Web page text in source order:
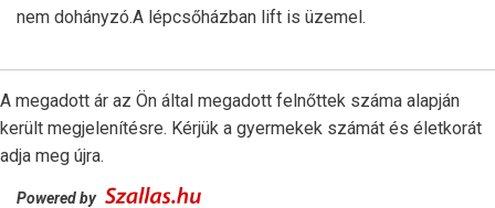
nem dohányzó.A lépcsőházban lift is üzemel.
A megadott ár az Ön által megadott felnőttek száma alapján
került megjelenítésre. Kérjük a gyermekek számát és életkorát
adja meg újra.
Powered by